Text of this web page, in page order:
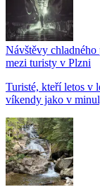
Návštěvy
mezi turisty v Plzni
Turisté, kteří letos v
víkendy jako v